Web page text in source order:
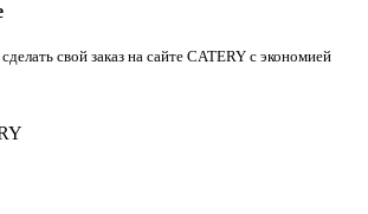
свой заказ на сайте CATERY с экономией